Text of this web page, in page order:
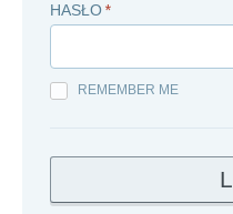
HASŁO *
REMEMBER ME